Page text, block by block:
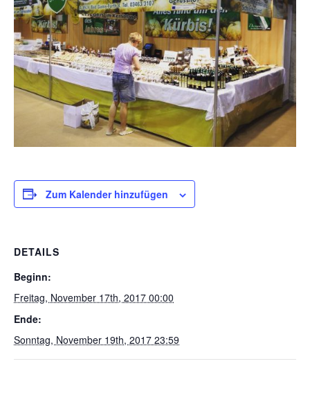
Zum Kalender hinzufügen
DETAILS
Beginn:
Freitag, November 17th, 2017 00:00
Ende:
Sonntag, November 19th, 2017 23:59